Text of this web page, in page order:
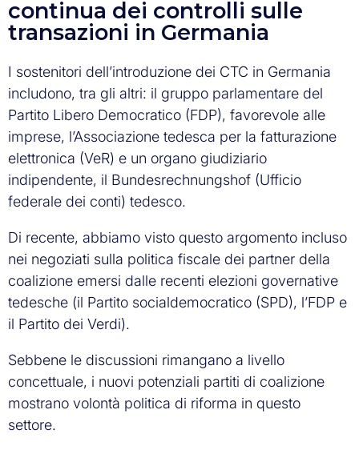
continua dei controlli sulle
transazioni in Germania
I sostenitori dell’introduzione dei CTC in Germania
includono, tra gli altri: il gruppo parlamentare del
Partito Libero Democratico (FDP), favorevole alle
imprese, l’Associazione tedesca per la fatturazione
elettronica (VeR) e un organo giudiziario
indipendente, il Bundesrechnungshof (Ufficio
federale dei conti) tedesco.
Di recente, abbiamo visto questo argomento incluso
nei negoziati sulla politica fiscale dei partner della
coalizione emersi dalle recenti elezioni governative
tedesche (il Partito socialdemocratico (SPD), l’FDP e
il Partito dei Verdi).
Sebbene le discussioni rimangano a livello
concettuale, i nuovi potenziali partiti di coalizione
mostrano volontà politica di riforma in questo
settore.